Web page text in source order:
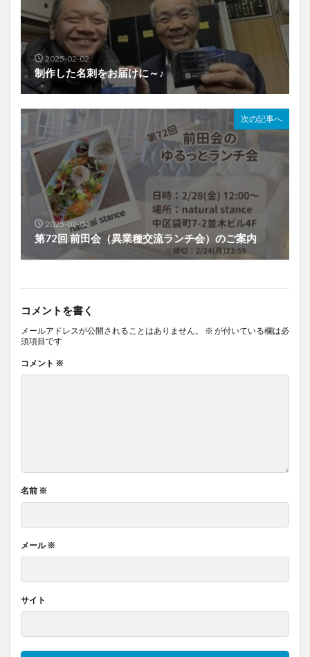
2025-02-02
制作した名刺をお届けに～♪
次の記事へ
2025-02-04
第72回 前田会（異業種交流ランチ会）のご案内
コメントを書く
メールアドレスが公開されることはありません。 ※ が付いている欄は必
須項目です
コメント ※
名前 ※
メール※
サイト